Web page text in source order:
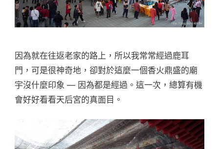
因為就在往返老家的路上，所以我常常經過鹿耳
門，可是很神奇地，卻對於這麼一個香火鼎盛的廟
宇沒什麼印象 — 因為都是經過。這一次，總算有機
會好好看看天后宮的真面目。